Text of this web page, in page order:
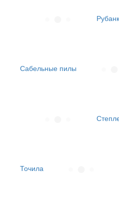
Сабельные пилы
Точила